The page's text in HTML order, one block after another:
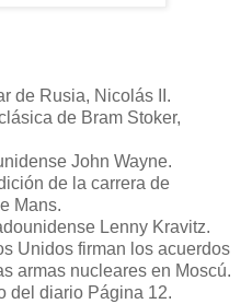
de Rusia, Nicolás II.
de Bram Stoker,
John Wayne.
de la carrera de
Mans.
Lenny Kravitz.
Unidos firman los acuerdos
armas nucleares en Moscú.
del diario Página 12.